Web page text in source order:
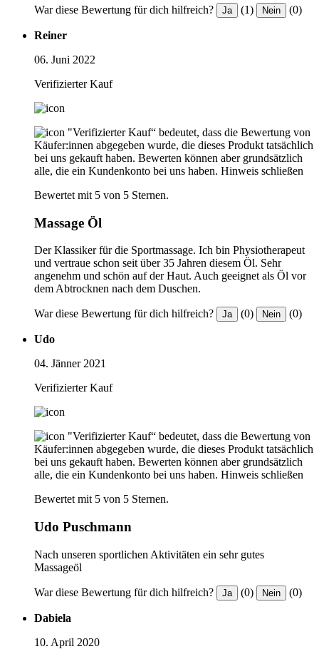
War diese Bewertung für dich hilfreich? Ja (1) Nein (0)
Reiner
06. Juni 2022
Verifizierter Kauf
"Verifizierter Kauf“ bedeutet, dass die Bewertung von
Käufer:innen abgegeben wurde, die dieses Produkt tatsächlich
bei uns gekauft haben. Bewerten können aber grundsätzlich
alle, die ein Kundenkonto bei uns haben. Hinweis schließen
Bewertet mit 5 von 5 Sternen.
Massage Öl
Der Klassiker für die Sportmassage. Ich bin Physiotherapeut
und vertraue schon seit über 35 Jahren diesem Öl. Sehr
angenehm und schön auf der Haut. Auch geeignet als Öl vor
dem Abtrocknen nach dem Duschen.
War diese Bewertung für dich hilfreich? Ja (0) Nein (0)
Udo
04. Jänner 2021
Verifizierter Kauf
"Verifizierter Kauf“ bedeutet, dass die Bewertung von
Käufer:innen abgegeben wurde, die dieses Produkt tatsächlich
bei uns gekauft haben. Bewerten können aber grundsätzlich
alle, die ein Kundenkonto bei uns haben. Hinweis schließen
Bewertet mit 5 von 5 Sternen.
Udo Puschmann
Nach unseren sportlichen Aktivitäten ein sehr gutes
Massageöl
War diese Bewertung für dich hilfreich? Ja (0) Nein (0)
Dabiela
10. April 2020